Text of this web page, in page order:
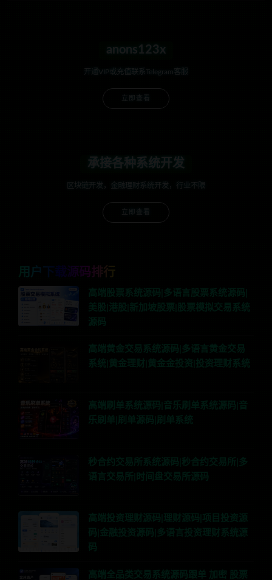
anons123x
开通VIP或充值联系Telegram客服
立即查看
承接各种系统开发
区块链开发，金融理财系统开发，行业不限
立即查看
用户下载源码排行
高端股票系统源码|多语言股票系统源码|
美股|港股|新加坡股票|股票模拟交易系统
源码
高端黄金交易系统源码|多语言黄金交易
系统|黄金理财|黄金金投资|投资理财系统
高端刷单系统源码|音乐刷单系统源码|音
乐刷单|刷单源码|刷单系统
秒合约交易所系统源码|秒合约交易所|多
语言交易所|时间盘交易所源码
高端投资理财源码|理财源码|项目投资源
码|金融投资源码|多语言投资理财系统源
码
高端全品类交易系统源码跟单 加密 股票